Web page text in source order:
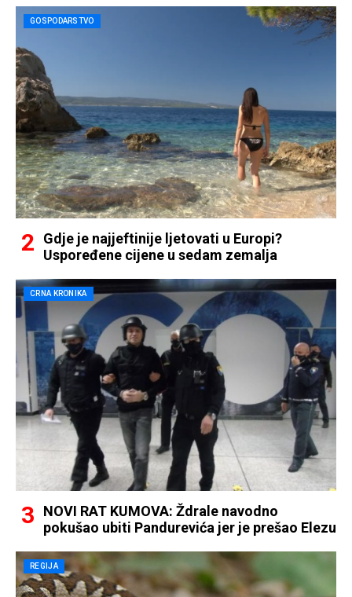
GOSPODARSTVO
Gdje je najjeftinije ljetovati u Europi?
Uspoređene cijene u sedam zemalja
CRNA KRONIKA
NOVI RAT KUMOVA: Ždrale navodno
pokušao ubiti Pandurevića jer je prešao Elezu
REGIJA